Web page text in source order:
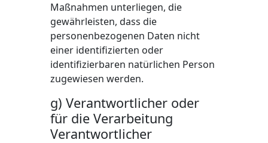
Maßnahmen unterliegen, die
gewährleisten, dass die
personenbezogenen Daten nicht
einer identifizierten oder
identifizierbaren natürlichen Person
zugewiesen werden.
g) Verantwortlicher oder
für die Verarbeitung
Verantwortlicher